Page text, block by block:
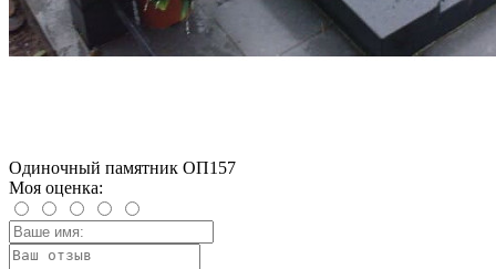
Одиночный памятник ОП157
Моя оценка: